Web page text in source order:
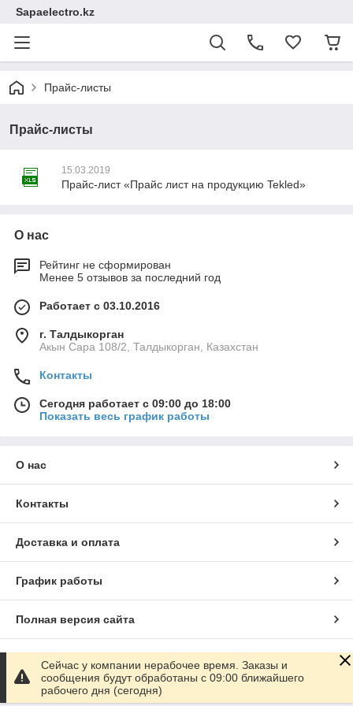
Sapaelectro.kz
Прайс-листы
Прайс-листы
15.03.2019
Прайс-лист «Прайс лист на продукцию Tekled»
О нас
Рейтинг не сформирован
Менее 5 отзывов за последний год
Работает с 03.10.2016
г. Талдыкорган
Акын Сара 108/2, Талдыкорган, Казахстан
Контакты
Сегодня работает с 09:00 до 18:00
Показать весь график работы
О нас
Контакты
Доставка и оплата
График работы
Полная версия сайта
Сейчас у компании нерабочее время. Заказы и
сообщения будут обработаны с 09:00 ближайшего
рабочего дня (сегодня)